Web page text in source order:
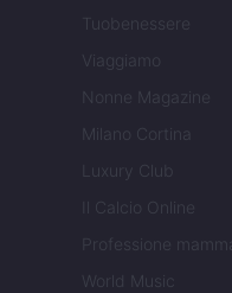
Tuobenessere
Viaggiamo
Nonne Magazine
Milano Cortina
Luxury Club
Il Calcio Online
Professione mamma
World Music